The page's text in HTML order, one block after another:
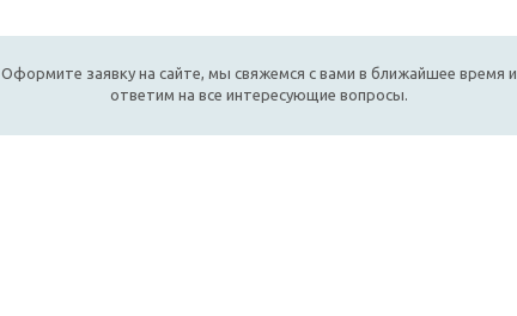
Оформите заявку на сайте, мы свяжемся с вами в ближайшее время и
ответим на все интересующие вопросы.